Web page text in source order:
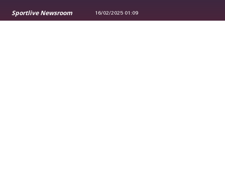
Sportlive Newsroom 16/02/2025 01:09